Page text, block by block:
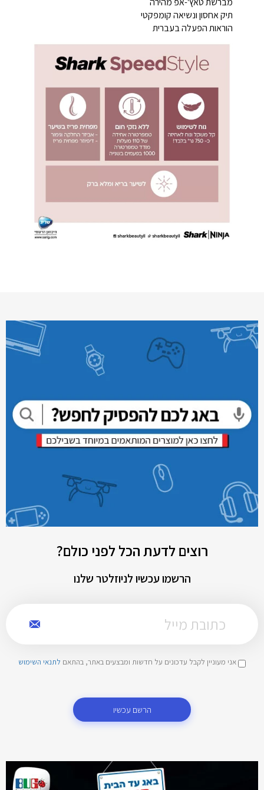
תיק אחסון ונשיאה קומפקטי
הוראות הפעלה בעברית
רוצים לדעת הכל לפני כולם?
הרשמו עכשיו לניוזלטר שלנו
אני מעוניין לקבל עדכונים על חדשות ומבצעים באתר, בהתאם לתנאי השימוש
הרשם עכשיו